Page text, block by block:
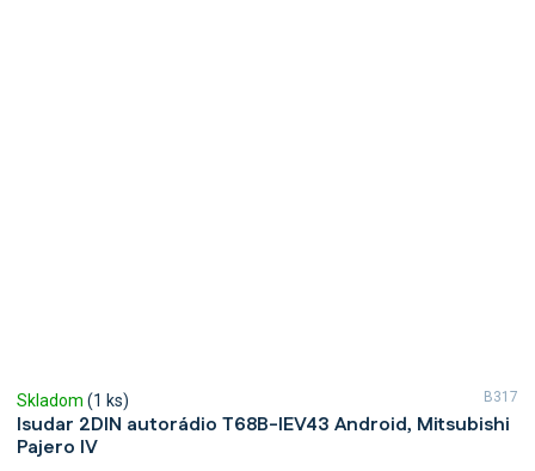
Isudar 2DIN autorádio T68B-IEV43 Android, Mitsubishi
Pajero IV
Skladom (1 ks) B317